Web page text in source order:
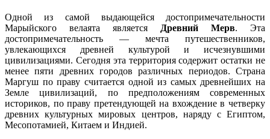
Одной из самой выдающейся достопримечательности
Марыйского велаята является
Древний Мерв. Эта
достопримечательность — мечта путешественников,
увлекающихся древней культурой и исчезнувшими
цивилизациями. Сегодня эта территория содержит остатки не
менее пяти древних городов различных периодов. Страна
Маргуш по праву считается одной из самых древнейших на
Земле цивилизаций, по предположениям современных
историков, по праву претендующей на вхождение в четверку
древних культурных мировых центров, наряду с Египтом,
Месопотамией, Китаем и Индией.